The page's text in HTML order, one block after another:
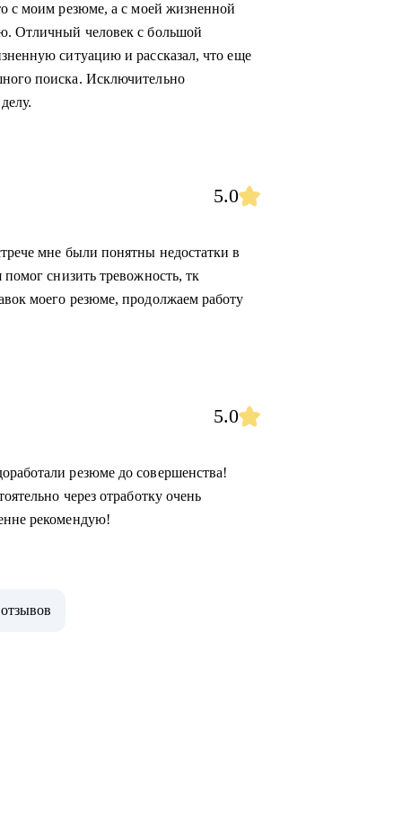
с моим резюме, а с моей жизненной
Отличный человек с большой
ситуацию и рассказал, что еще
поиска. Исключительно
5.0
мне были понятны недостатки в
снизить тревожность, тк
моего резюме, продолжаем работу
5.0
резюме до совершенства!
через отработку очень
рекомендую!